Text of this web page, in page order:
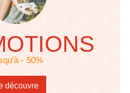
- 50%
découvre